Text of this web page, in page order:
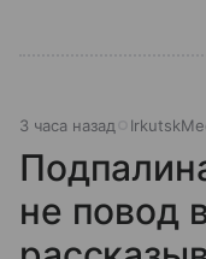
3 часа назад
не повод